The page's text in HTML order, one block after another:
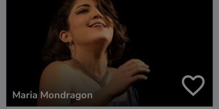
Maria Mondragon